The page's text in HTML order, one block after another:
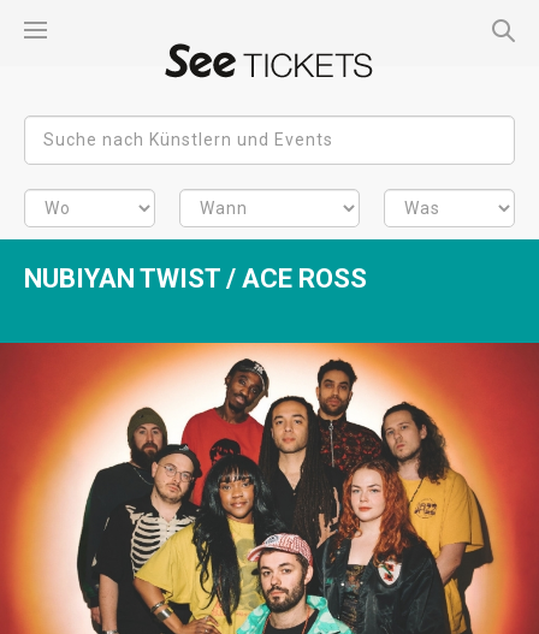
NUBIYAN TWIST / ACE ROSS